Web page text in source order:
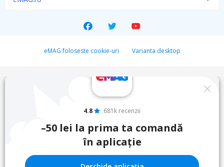
eMAG foloseste cookie-uri Varianta desktop
4.8 681k recenzii
–50 lei la prima ta comandă
în aplicație